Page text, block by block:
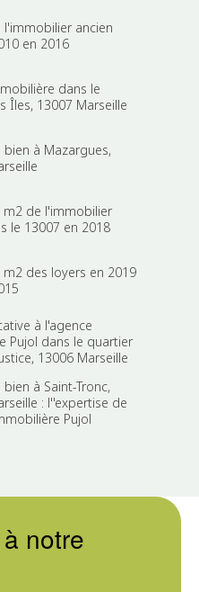
l'immobilier ancien
en 2016
dans le
Îles, 13007 Marseille
à Mazargues,
m2 de l'immobilier
le 13007 en 2018
m2 des loyers en 2019
à l'agence
Pujol dans le quartier
13006 Marseille
à Saint-Tronc,
: l''expertise de
Pujol
notre